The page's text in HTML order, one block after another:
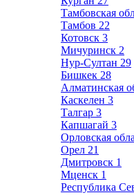
Тамбовская
Тамбов 22
Котовск 3
Мичуринск 2
Нур-Султан 29
Бишкек 28
Алматинская
Каскелен 3
Талгар 3
Капшагай 3
Орловская
Орел 21
Дмитровск 1
Мценск 1
Республика